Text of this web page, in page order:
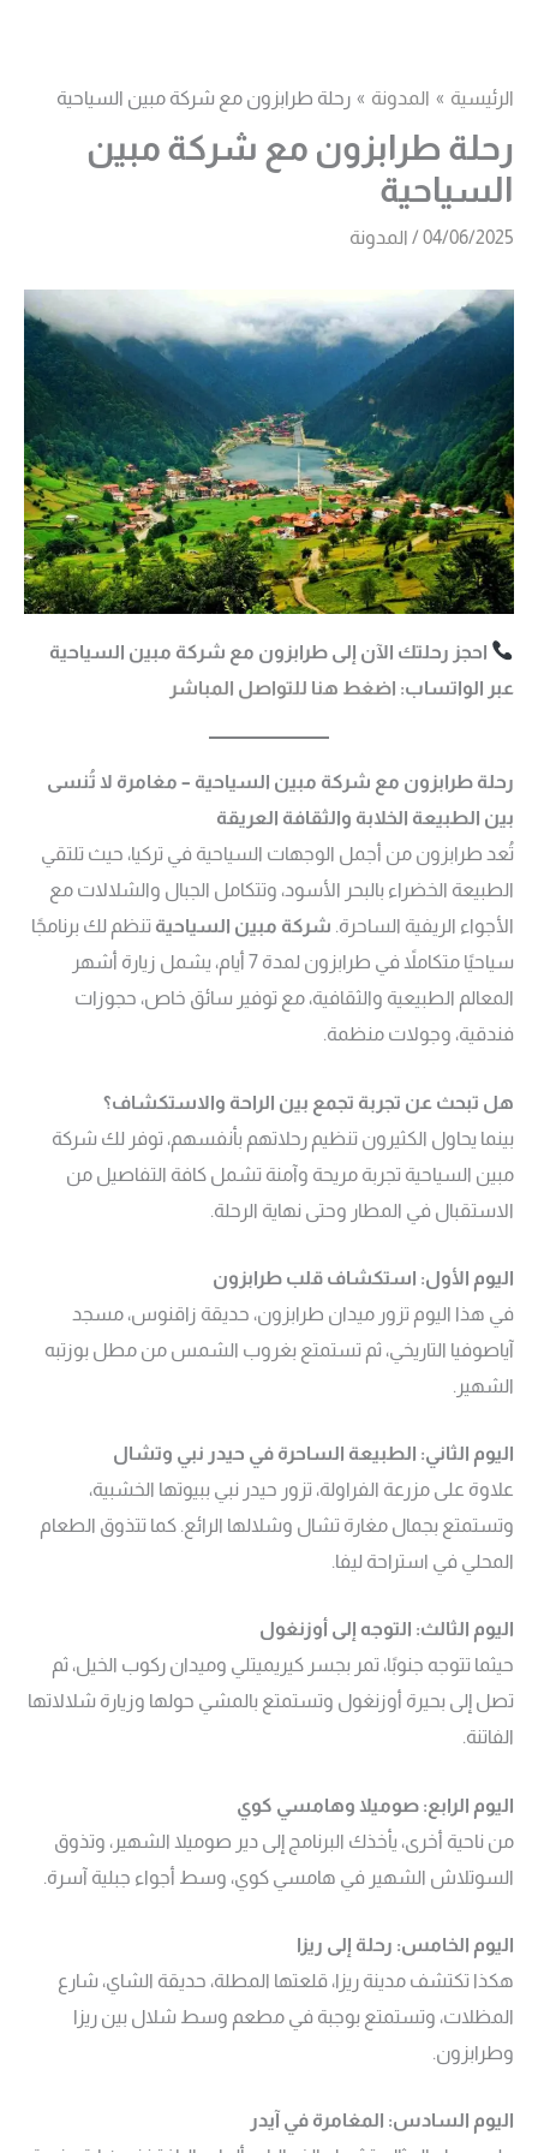
المحتوىالرئيسية المدونة رحلة طرابزون مع شركة مبين السياحية
رحلة طرابزون مع شركة مبين
السياحية
04/06/2025
/ المدونة
احجز رحلتك الآن إلى طرابزون مع شركة مبين السياحية
عبر الواتساب: اضغط هنا للتواصل المباشر
رحلة طرابزون مع شركة مبين السياحية – مغامرة لا تُنسى
بين الطبيعة الخلابة والثقافة العريقة
تُعد طرابزون من أجمل الوجهات السياحية في تركيا، حيث تلتقي
الطبيعة الخضراء بالبحر الأسود، وتتكامل الجبال والشلالات مع
الأجواء الريفية الساحرة. شركة مبين السياحية تنظم لك برنامجًا
سياحيًا متكاملاً في طرابزون لمدة 7 أيام، يشمل زيارة أشهر
المعالم الطبيعية والثقافية، مع توفير سائق خاص، حجوزات
فندقية، وجولات منظمة.
هل تبحث عن تجربة تجمع بين الراحة والاستكشاف؟
بينما يحاول الكثيرون تنظيم رحلاتهم بأنفسهم، توفر لك شركة
مبين السياحية تجربة مريحة وآمنة تشمل كافة التفاصيل من
الاستقبال في المطار وحتى نهاية الرحلة.
اليوم الأول: استكشاف قلب طرابزون
في هذا اليوم تزور ميدان طرابزون، حديقة زاقنوس، مسجد
آياصوفيا التاريخي، ثم تستمتع بغروب الشمس من مطل بوزتبه
الشهير.
اليوم الثاني: الطبيعة الساحرة في حيدر نبي وتشال
علاوة على مزرعة الفراولة، تزور حيدر نبي ببيوتها الخشبية،
وتستمتع بجمال مغارة تشال وشلالها الرائع. كما تتذوق الطعام
المحلي في استراحة ليفا.
اليوم الثالث: التوجه إلى أوزنغول
حيثما تتوجه جنوبًا، تمر بجسر كيريميتلي وميدان ركوب الخيل، ثم
تصل إلى بحيرة أوزنغول وتستمتع بالمشي حولها وزيارة شلالاتها
الفاتنة.
اليوم الرابع: صوميلا وهامسي كوي
من ناحية أخرى، يأخذك البرنامج إلى دير صوميلا الشهير، وتذوق
السوتلاش الشهير في هامسي كوي، وسط أجواء جبلية آسرة.
اليوم الخامس: رحلة إلى ريزا
هكذا تكتشف مدينة ريزا، قلعتها المطلة، حديقة الشاي، شارع
المظلات، وتستمتع بوجبة في مطعم وسط شلال بين ريزا
وطرابزون.
اليوم السادس: المغامرة في آيدر